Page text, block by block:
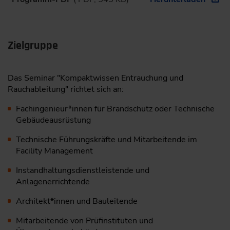
Zielgruppe
Das Seminar "Kompaktwissen Entrauchung und
Rauchableitung" richtet sich an:
Fachingenieur*innen für Brandschutz oder Technische
Gebäudeausrüstung
Technische Führungskräfte und Mitarbeitende im
Facility Management
Instandhaltungsdienstleistende und
Anlagenerrichtende
Architekt*innen und Bauleitende
Mitarbeitende von Prüfinstituten und